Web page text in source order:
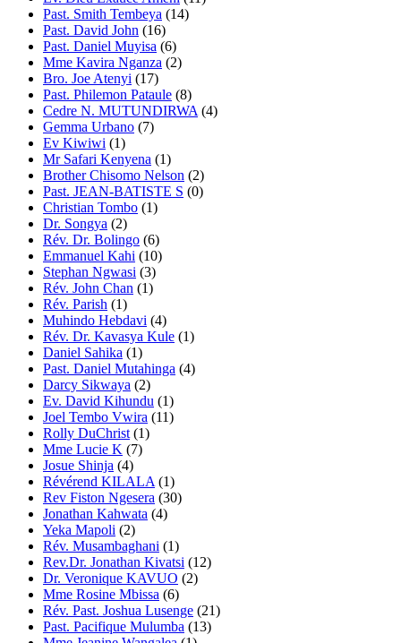
Past. Smith Tembeya (14)
Past. David John (16)
Past. Daniel Muyisa (6)
Mme Kavira Nganza (2)
Bro. Joe Atenyi (17)
Past. Philemon Pataule (8)
Cedre N. MUTUNDIRWA (4)
Gemma Urbano (7)
Ev Kiwiwi (1)
Mr Safari Kenyena (1)
Brother Chisomo Nelson (2)
Past. JEAN-BATISTE S (0)
Christian Tombo (1)
Dr. Songya (2)
Rév. Dr. Bolingo (6)
Emmanuel Kahi (10)
Stephan Ngwasi (3)
Rév. John Chan (1)
Rév. Parish (1)
Muhindo Hebdavi (4)
Rév. Dr. Kavasya Kule (1)
Daniel Sahika (1)
Past. Daniel Mutahinga (4)
Darcy Sikwaya (2)
Ev. David Kihundu (1)
Joel Tembo Vwira (11)
Rolly DuChrist (1)
Mme Lucie K (7)
Josue Shinja (4)
Révérend KILALA (1)
Rev Fiston Ngesera (30)
Jonathan Kahwata (4)
Yeka Mapoli (2)
Rév. Musambaghani (1)
Rev.Dr. Jonathan Kivatsi (12)
Dr. Veronique KAVUO (2)
Mme Rosine Mbissa (6)
Rév. Past. Joshua Lusenge (21)
Past. Pacifique Mulumba (13)